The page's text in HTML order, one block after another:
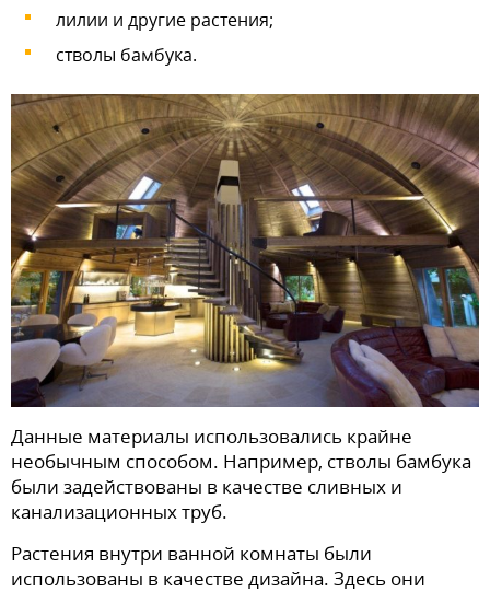
лилии и другие растения;
стволы бамбука.
Данные материалы использовались крайне
необычным способом. Например, стволы бамбука
были задействованы в качестве сливных и
канализационных труб.
Растения внутри ванной комнаты были
использованы в качестве дизайна. Здесь они